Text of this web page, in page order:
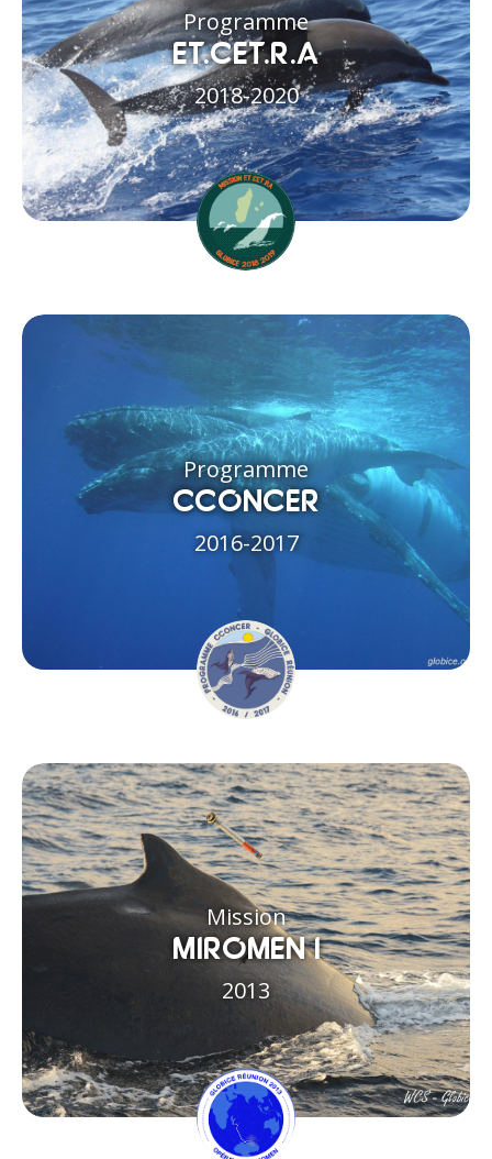
Programme
ET.CET.R.A
2018-2020
Programme
CCONCER
2016-2017
Mission
MIROMEN I
2013